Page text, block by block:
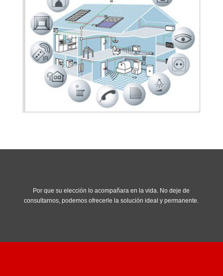
Por que su elección lo acompañara en la vida. No deje de
consultarnos, podemos ofrecerle la solución ideal y permanente.